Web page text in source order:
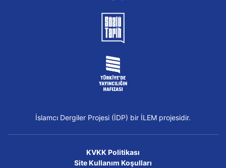
İslamcı Dergiler Projesi (İDP) bir İLEM projesidir.
KVKK Politikası
Site Kullanım Koşulları